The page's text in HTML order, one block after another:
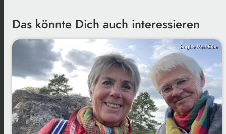
Das könnte Dich auch interessieren
Brigitte Merk-Erbe